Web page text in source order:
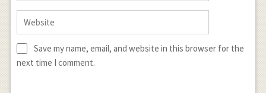
Save my name, email, and website in this browser for the
next time I comment.